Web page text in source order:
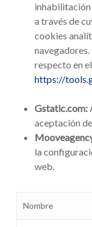
inhabilitación
a través de
cookies
respecto en
https://
Gstatic.com:
aceptación
la
web.
Nombre